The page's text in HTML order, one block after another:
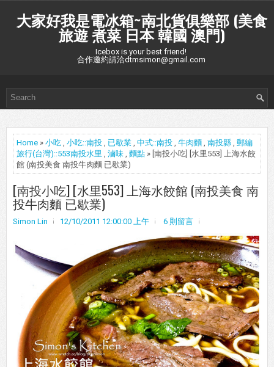
大家好我是電冰箱~南北貨俱樂部 (美食
旅遊 煮菜 日本 韓國 澳門)
Icebox is your best friend!
合作邀約請洽dtmsimon@gmail.com
Home » 小吃 , 小吃::南投 , 已歇業 , 中式::南投 , 牛肉麵 , 南投縣 , 郵編
旅行(台灣)::553南投水里 , 滷味 , 麵點 » [南投小吃] [水里553] 上海水餃
館 (南投美食 南投牛肉麵 已歇業)
[南投小吃] [水里553] 上海水餃館 (南投美食 南
投牛肉麵 已歇業)
Simon Lin 12/10/2011 12:00:00 上午 6 則留言